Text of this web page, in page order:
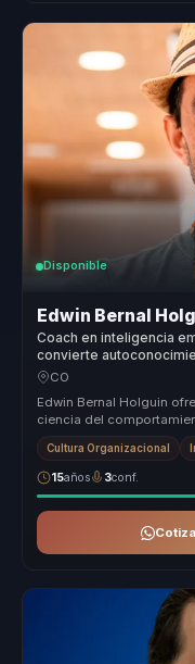
Disponible
Edwin Bernal
Coach en inteligencia
convierte
para equipos.
CO
Edwin Bernal Holguin
ciencia del
adaptadas a las ne...
Cultura Organizacional
15años 3conf.